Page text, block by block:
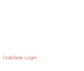
ClubDesk Login